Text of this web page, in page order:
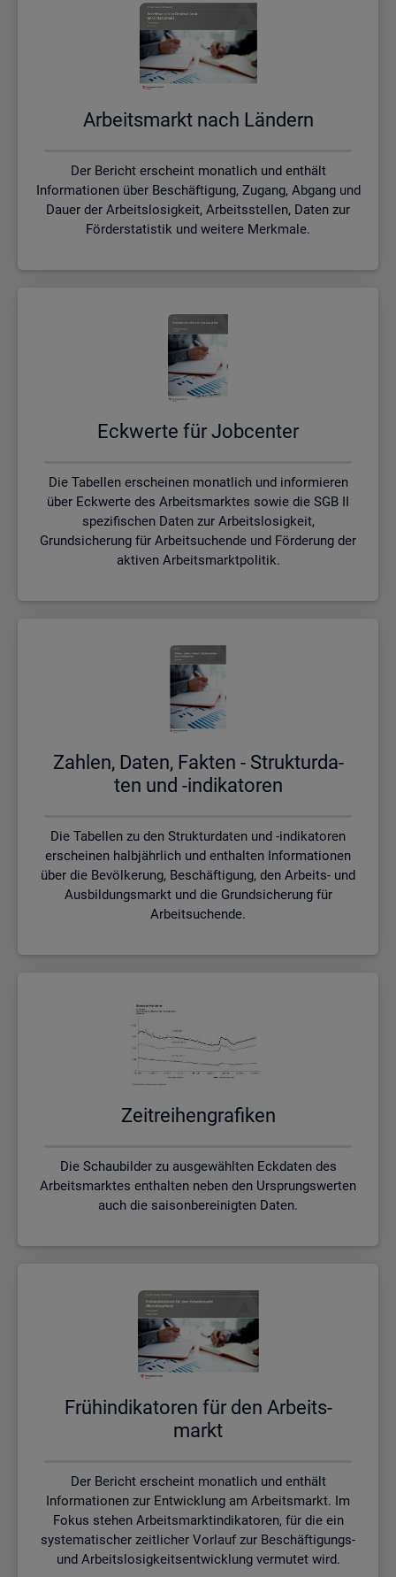
Ar­beits­markt nach Län­dern
Der Bericht erscheint monatlich und enthält
Informationen über Beschäftigung, Zugang, Abgang und
Dauer der Arbeitslosigkeit, Arbeitsstellen, Daten zur
Förderstatistik und weitere Merkmale.
Eck­wer­te für Job­cen­ter
Die Tabellen erscheinen monatlich und informieren
über Eckwerte des Arbeitsmarktes sowie die SGB II
spezifischen Daten zur Arbeitslosigkeit,
Grundsicherung für Arbeitsuchende und Förderung der
aktiven Arbeitsmarktpolitik.
Zah­len, Daten, Fak­ten - Struk­tur­da­
ten und -in­di­ka­to­ren
Die Tabellen zu den Strukturdaten und -indikatoren
erscheinen halbjährlich und enthalten Informationen
über die Bevölkerung, Beschäftigung, den Arbeits- und
Ausbildungsmarkt und die Grundsicherung für
Arbeitsuchende.
Zeit­rei­hen­gra­fi­ken
Die Schaubilder zu ausgewählten Eckdaten des
Arbeitsmarktes enthalten neben den Ursprungswerten
auch die saisonbereinigten Daten.
Früh­in­di­ka­to­ren für den Ar­beits­
markt
Der Bericht erscheint monatlich und enthält
Informationen zur Entwicklung am Arbeitsmarkt. Im
Fokus stehen Arbeitsmarktindikatoren, für die ein
systematischer zeitlicher Vorlauf zur Beschäftigungs-
und Arbeitslosigkeitsentwicklung vermutet wird.